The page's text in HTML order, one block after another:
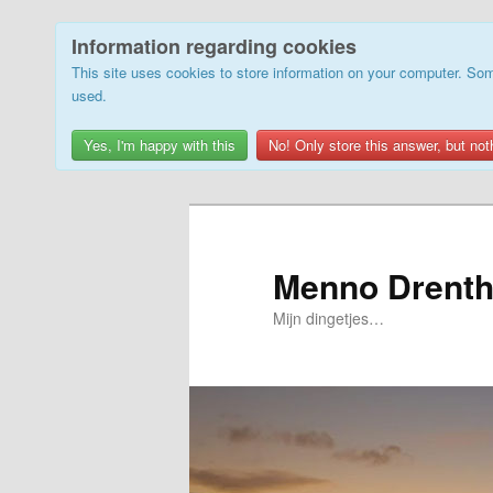
Information regarding cookies
This site uses cookies to store information on your computer.
used.
Yes, I'm happy with this No! Only store this answer, but
Menno
Mijn dingetjes…